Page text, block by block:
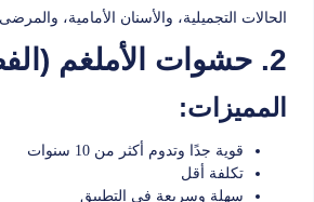
الحالات التجميلية، والأسنان الأمامية،
2. حشوات الأملغم (الفضية)
المميزات:
قوية جدًا وتدوم أكثر من 10 سنوات
تكلفة أقل
سهلة وسريعة في التطبيق